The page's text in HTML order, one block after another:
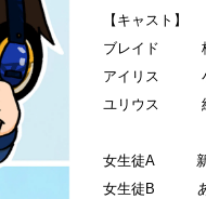
【キャスト】
ブレイド 梅
アイリス 小
ユリウス 紅
女生徒A 新
女生徒B あ